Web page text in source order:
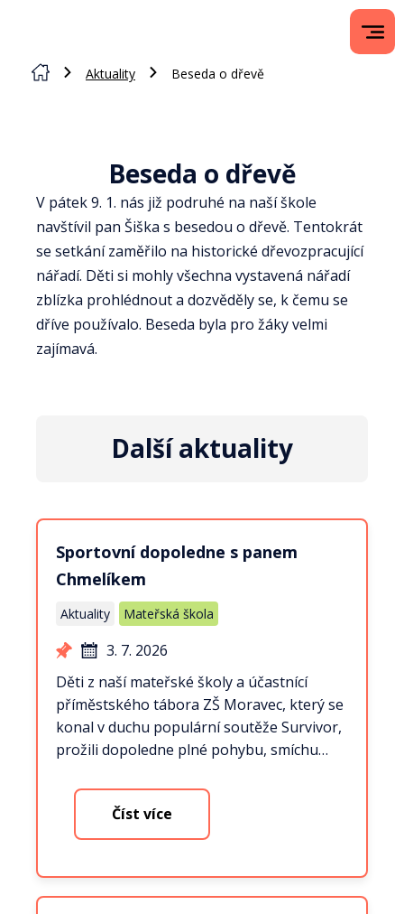
Aktuality Beseda o dřevě
Beseda o dřevě
V pátek 9. 1. nás již podruhé na naší škole
navštívil pan Šiška s besedou o dřevě. Tentokrát
se setkání zaměřilo na historické dřevozpracující
nářadí. Děti si mohly všechna vystavená nářadí
zblízka prohlédnout a dozvěděly se, k čemu se
dříve používalo. Beseda byla pro žáky velmi
zajímavá.
Další aktuality
Sportovní dopoledne s panem
Chmelíkem
Aktuality Mateřská škola
3. 7. 2026
Děti z naší mateřské školy a účastnící
příměstského tábora ZŠ Moravec, který se
konal v duchu populární soutěže Survivor,
prožili dopoledne plné pohybu, smíchu…
Číst více